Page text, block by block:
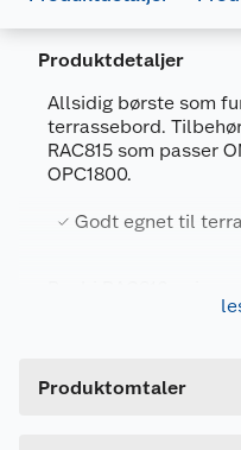
Produktdetaljer
Allsidig børste som
terrassebord.
RAC815 som passer
OPC1800.
Godt egnet til
børste til
Produktomtaler
Generelt
Lengde